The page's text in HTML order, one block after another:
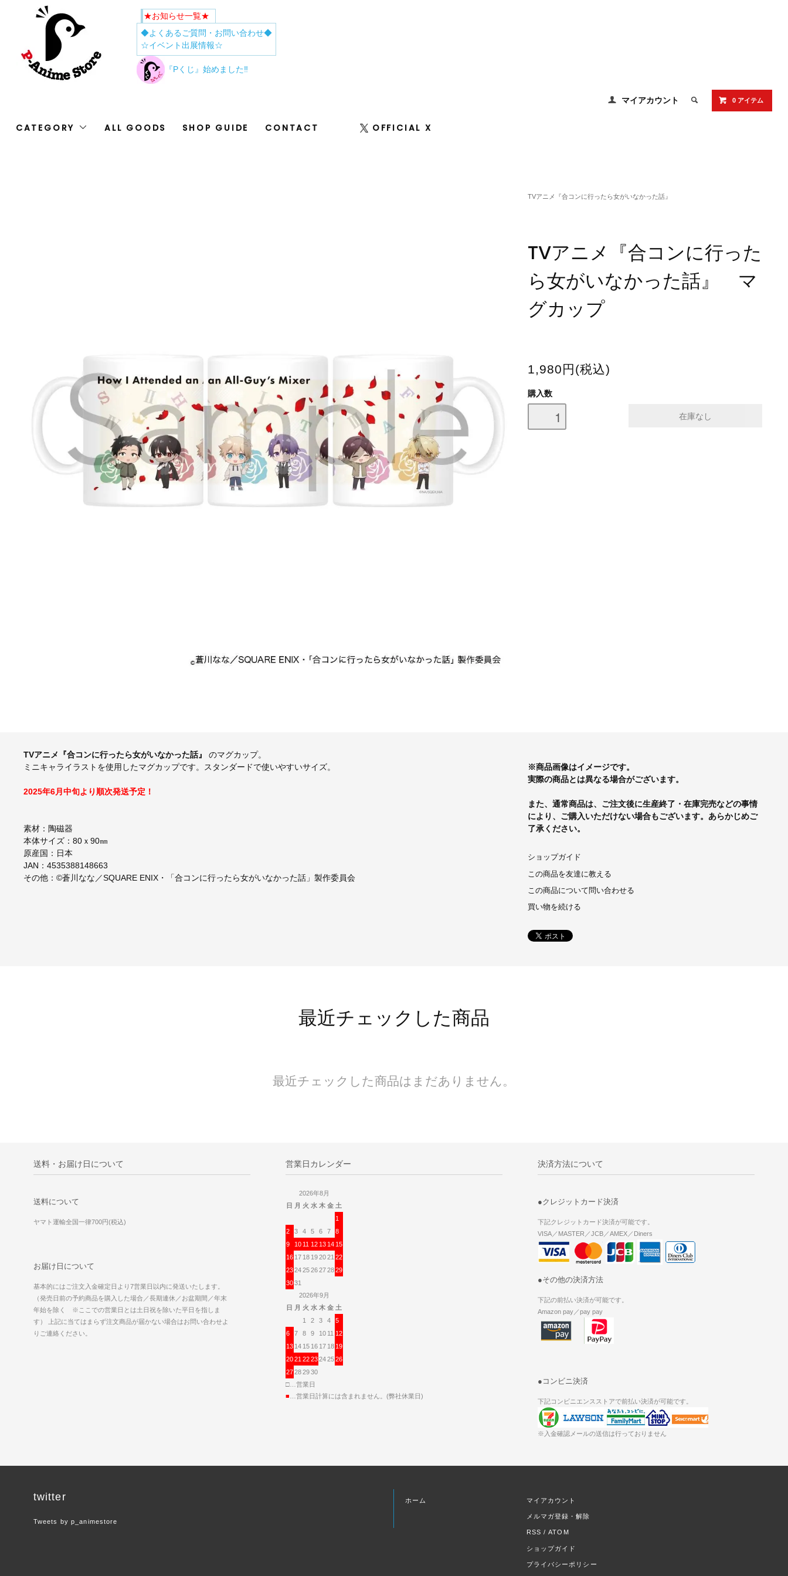
★お知らせ一覧★
◆よくあるご質問・お問い合わせ◆
☆イベント出展情報☆
『Pくじ』始めました‼
マイアカウント 0 アイテム
CATEGORY ALL GOODS SHOP GUIDE CONTACT OFFICIAL X
TVアニメ『合コンに行ったら女がいなかった話』
TVアニメ『合コンに行った
ら女がいなかった話』 マ
グカップ
1,980円(税込)
購入数
TVアニメ『合コンに行ったら女がいなかった話』 のマグカップ。
ミニキャライラストを使用したマグカップです。スタンダードで使いやすいサイズ。
2025年6月中旬より順次発送予定！
素材：陶磁器
本体サイズ：80ｘ90㎜
原産国：日本
JAN：4535388148663
その他：©蒼川なな／SQUARE ENIX・「合コンに行ったら女がいなかった話」製作委員会
※商品画像はイメージです。
実際の商品とは異なる場合がございます。
また、通常商品は、ご注文後に生産終了・在庫完売などの事情
により、ご購入いただけない場合もございます。あらかじめご
了承ください。
ショップガイド
この商品を友達に教える
この商品について問い合わせる
買い物を続ける
最近チェックした商品
最近チェックした商品はまだありません。
送料・お届け日について
送料について
ヤマト運輸全国一律700円(税込)
お届け日について
基本的にはご注文入金確定日より7営業日以内に発送いたします。
（発売日前の予約商品を購入した場合／長期連休／お盆期間／年末
年始を除く ※ここでの営業日とは土日祝を除いた平日を指しま
す） 上記に当てはまらず注文商品が届かない場合はお問い合わせよ
りご連絡ください。
営業日カレンダー
2026年8月
日 月 火 水 木 金 土
1
2
3 4 5 6 7
8
9
10 11 12 13 14 15
16 17 18 192021 22
23242526272829
3031
2026年9月
日 月 火 水 木 金 土
1
2 3 4
5
6
7 8 9 10 11 12
13 14 15 16 17 18 19
2021 2223242526
27282930
□…営業日
■ …営業日計算には含まれません。(弊社休業日)
決済方法について
●クレジットカード決済
下記クレジットカード決済が可能です。
VISA／MASTER／JCB／AMEX／Diners
●その他の決済方法
下記の前払い決済が可能です。
Amazon pay／pay pay
●コンビニ決済
下記コンビニエンスストアで前払い決済が可能です。
※入金確認メールの送信は行っておりません
twitter
Tweets by p_animestore
ホーム マイアカウント
メルマガ登録・解除
RSS /ATOM
ショップガイド
プライバシーポリシー